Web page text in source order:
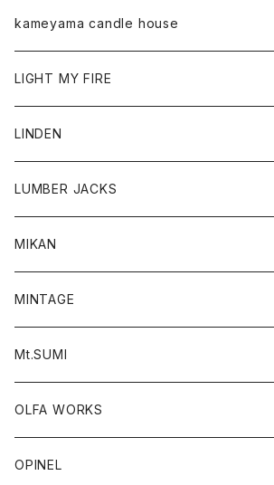
kameyama candle house
LIGHT MY FIRE
LINDEN
LUMBER JACKS
MIKAN
MINTAGE
Mt.SUMI
OLFA WORKS
OPINEL